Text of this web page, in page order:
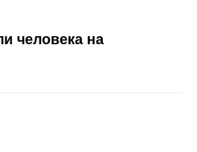
человека на